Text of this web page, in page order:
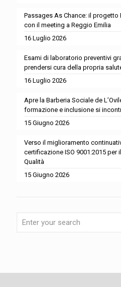
Passages As Chance: il progetto
con il meeting a Reggio Emilia
16 Luglio 2026
Esami di laboratorio preventivi
prendersi cura della propria
16 Luglio 2026
Apre la Barberia Sociale de
formazione e inclusione si
15 Giugno 2026
Verso il miglioramento
certificazione ISO 9001:2015 per
Qualità
15 Giugno 2026